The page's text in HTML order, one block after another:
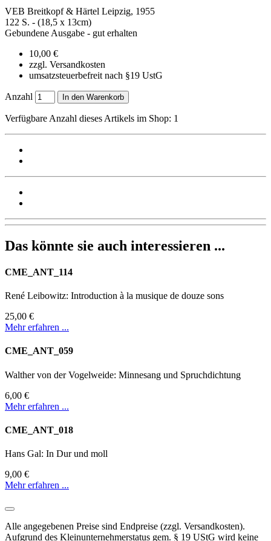
VEB Breitkopf & Härtel Leipzig, 1955
122 S. - (18,5 x 13cm)
Gebundene Ausgabe - gut erhalten
10,00 €
zzgl. Versandkosten
umsatzsteuerbefreit nach §19 UstG
Anzahl In den Warenkorb
Verfügbare Anzahl dieses Artikels im Shop: 1
Das könnte sie auch interessieren ...
CME_ANT_114
René Leibowitz: Introduction à la musique de douze sons
25,00 €
Mehr erfahren ...
CME_ANT_059
Walther von der Vogelweide: Minnesang und Spruchdichtung
6,00 €
Mehr erfahren ...
CME_ANT_018
Hans Gal: In Dur und moll
9,00 €
Mehr erfahren ...
Alle angegebenen Preise sind Endpreise (zzgl. Versandkosten).
Aufgrund des Kleinunternehmerstatus gem. § 19 UStG wird keine